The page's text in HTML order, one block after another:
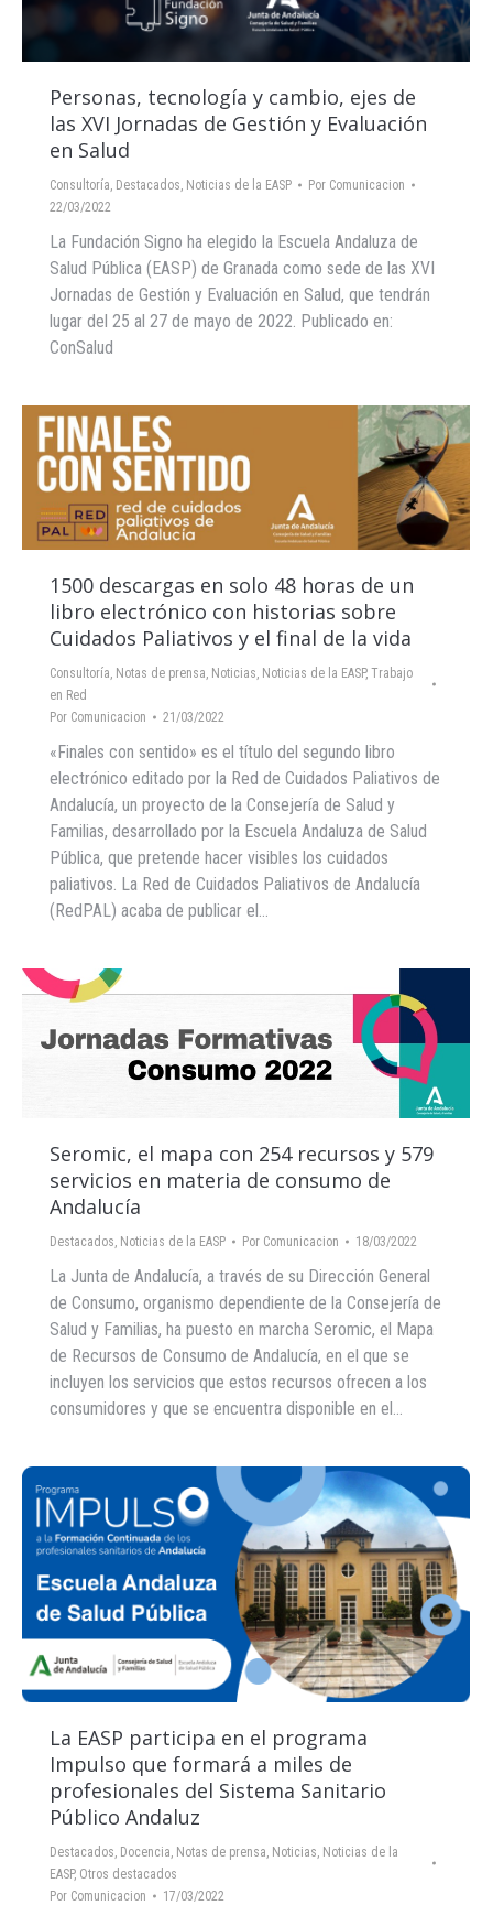
Personas, tecnología y cambio, ejes de
las XVI Jornadas de Gestión y Evaluación
en Salud
Consultoría, Destacados, Noticias de la EASP Por Comunicacion
22/03/2022
La Fundación Signo ha elegido la Escuela Andaluza de
Salud Pública (EASP) de Granada como sede de las XVI
Jornadas de Gestión y Evaluación en Salud, que tendrán
lugar del 25 al 27 de mayo de 2022. Publicado en:
ConSalud
1500 descargas en solo 48 horas de un
libro electrónico con historias sobre
Cuidados Paliativos y el final de la vida
Consultoría, Notas de prensa, Noticias, Noticias de la EASP, Trabajo
en Red
Por Comunicacion 21/03/2022
«Finales con sentido» es el título del segundo libro
electrónico editado por la Red de Cuidados Paliativos de
Andalucía, un proyecto de la Consejería de Salud y
Familias, desarrollado por la Escuela Andaluza de Salud
Pública, que pretende hacer visibles los cuidados
paliativos. La Red de Cuidados Paliativos de Andalucía
(RedPAL) acaba de publicar el…
Seromic, el mapa con 254 recursos y 579
servicios en materia de consumo de
Andalucía
Destacados, Noticias de la EASP Por Comunicacion 18/03/2022
La Junta de Andalucía, a través de su Dirección General
de Consumo, organismo dependiente de la Consejería de
Salud y Familias, ha puesto en marcha Seromic, el Mapa
de Recursos de Consumo de Andalucía, en el que se
incluyen los servicios que estos recursos ofrecen a los
consumidores y que se encuentra disponible en el…
La EASP participa en el programa
Impulso que formará a miles de
profesionales del Sistema Sanitario
Público Andaluz
Destacados, Docencia, Notas de prensa, Noticias, Noticias de la
EASP, Otros destacados
Por Comunicacion 17/03/2022